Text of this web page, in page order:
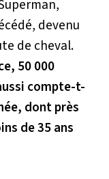
devenu
de cheval.
50 000
compte-t-
dont près
de 35 ans